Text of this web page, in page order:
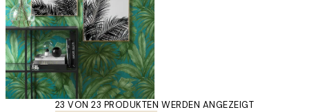
23 VON 23 PRODUKTEN WERDEN ANGEZEIGT